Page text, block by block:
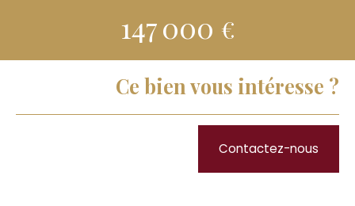
147 000 €
Ce bien vous intéresse ?
Contactez-nous